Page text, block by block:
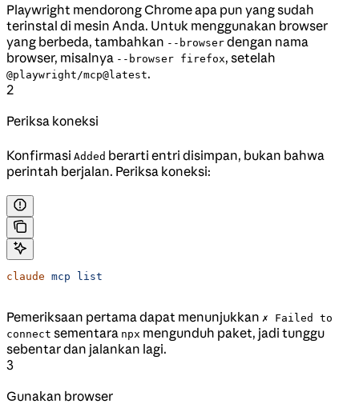
Playwright mendorong Chrome apa pun yang sudah
terinstal di mesin Anda. Untuk menggunakan browser
yang berbeda, tambahkan --browser dengan nama
browser, misalnya --browser firefox, setelah
@playwright/mcp@latest.
2
Periksa koneksi
Konfirmasi Added berarti entri disimpan, bukan bahwa
perintah berjalan. Periksa koneksi:
claude mcp list
Pemeriksaan pertama dapat menunjukkan ✗ Failed to
connect sementara npx mengunduh paket, jadi tunggu
sebentar dan jalankan lagi.
3
Gunakan browser